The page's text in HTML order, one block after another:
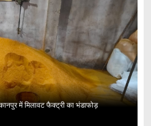
में मिलावट फैक्ट्री का भंडाफोड़